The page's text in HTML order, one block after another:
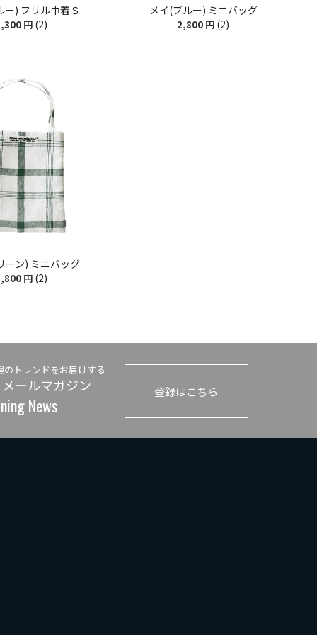
ー) フリル巾着Ｓ
円 (2)
メイ(ブルー) ミニバッグ
2,800 円 (2)
ーン) ミニバッグ
円 (2)
トレンドをお届けする
ールマガジン
News
登録はこちら